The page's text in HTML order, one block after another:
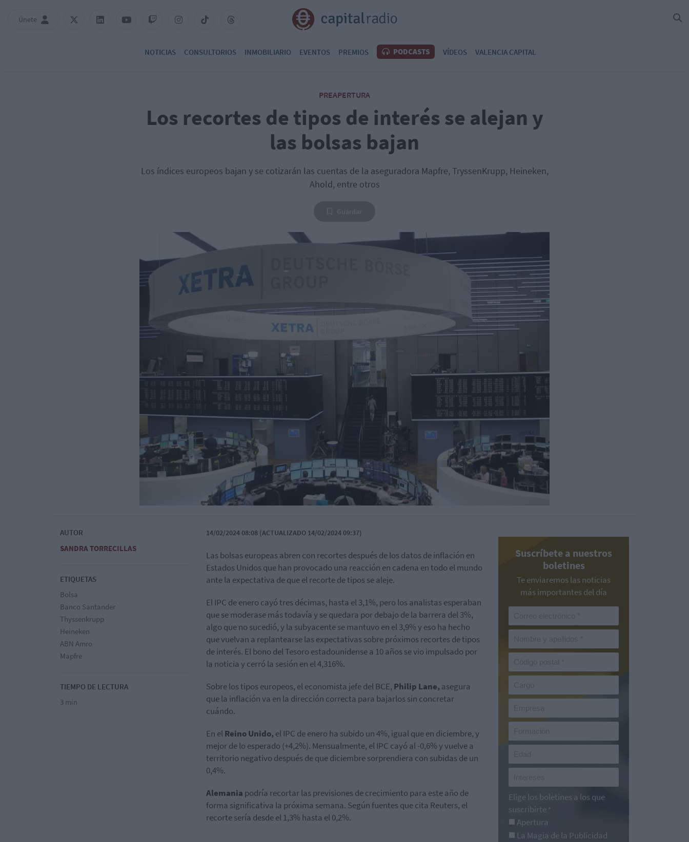
Únete
NOTICIAS CONSULTORIOS INMOBILIARIO EVENTOS PREMIOS PODCASTS VÍDEOS VALENCIA CAPITAL
PREAPERTURA
Los recortes de tipos de interés se alejan y
las bolsas bajan
Los índices europeos bajan y se cotizarán las cuentas de la aseguradora Mapfre, TryssenKrupp, Heineken,
Ahold, entre otros
AUTOR
SANDRA TORRECILLAS
ETIQUETAS
Bolsa
Banco Santander
Thyssenkrupp
Heineken
ABN Amro
Mapfre
TIEMPO DE LECTURA
3 min
14/02/2024 08:08 (ACTUALIZADO 14/02/2024 09:37)
Las bolsas europeas abren con recortes después de los datos de inflación en
Estados Unidos que han provocado una reacción en cadena en todo el mundo
ante la expectativa de que el recorte de tipos se aleje.
El IPC de enero cayó tres décimas, hasta el 3,1%, pero los analistas esperaban
que se moderase más todavía y se quedara por debajo de la barrera del 3%,
algo que no sucedió, y la subyacente se mantuvo en el 3,9% y eso ha hecho
que vuelvan a replantearse las expectativas sobre próximos recortes de tipos
de interés. El bono del Tesoro estadounidense a 10 años se vio impulsado por
la noticia y cerró la sesión en el 4,316%.
Sobre los tipos europeos, el economista jefe del BCE, Philip Lane, asegura
que la inflación va en la dirección correcta para bajarlos sin concretar
cuándo.
En elReino Unido, el IPC de enero ha subido un 4%, igual que en diciembre, y
mejor de lo esperado (+4,2%). Mensualmente, el IPC cayó al -0,6% y vuelve a
territorio negativo después de que diciembre sorprendiera con subidas de un
0,4%.
Alemania podría recortar las previsiones de crecimiento para este año de
forma significativa la próxima semana. Según fuentes que cita Reuters, el
recorte sería desde el 1,3% hasta el 0,2%.
Suscríbete a nuestros
boletines
Te enviaremos las noticias
más importantes del día
Elige los boletines a los que
suscribirte *
Apertura
La Magia de la Publicidad